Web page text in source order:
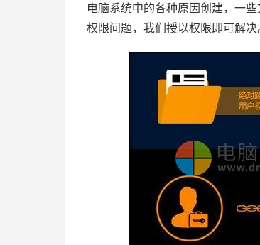
电脑系统中的各种原因创建，一
权限问题，我们授以权限即可解决